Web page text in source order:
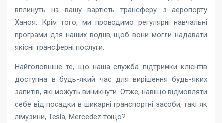
вплинуть на вашу вартість трансферу з аеропорту
Ханоя. Крім того, ми проводимо регулярні навчальні
програми для наших водіїв, щоб вони могли надавати
якісні трансферні послуги.
Найголовніше те, що наша служба підтримки клієнтів
доступна в будь-який час для вирішення будь-яких
запитів, які можуть виникнути. Отже, навіщо відмовляти
себе від посадки в шикарні транспортні засоби, такі як
лімузини, Tesla, Mercedez тощо?